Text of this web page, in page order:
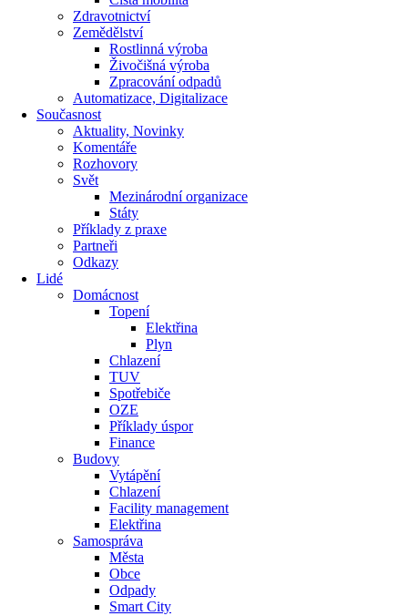
Zdravotnictví
Zemědělství
Rostlinná výroba
Živočišná výroba
Zpracování odpadů
Automatizace, Digitalizace
Současnost
Aktuality, Novinky
Komentáře
Rozhovory
Svět
Mezinárodní organizace
Státy
Příklady z praxe
Partneři
Odkazy
Lidé
Domácnost
Topení
Elektřina
Plyn
Chlazení
TUV
Spotřebiče
OZE
Příklady úspor
Finance
Budovy
Vytápění
Chlazení
Facility management
Elektřina
Samospráva
Města
Obce
Odpady
Smart City